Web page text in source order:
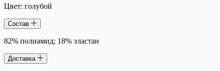
Цвет: голубой
Состав
82% полиамид; 18% эластан
Доставка